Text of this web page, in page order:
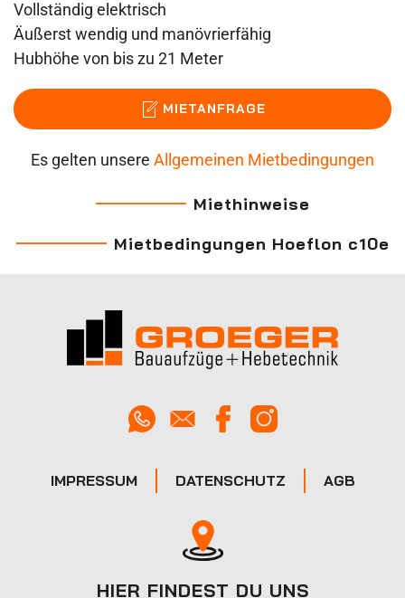
Vollständig elektrisch
Äußerst wendig und manövrierfähig
Hubhöhe von bis zu 21 Meter
MIETANFRAGE
Es gelten unsere Allgemeinen Mietbedingungen
Miethinweise
Mietbedingungen Hoeflon c10e
IMPRESSUM DATENSCHUTZ AGB
HIER FINDEST DU UNS